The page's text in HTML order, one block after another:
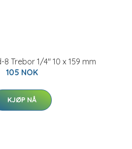
8 Trebor 1/4" 10 x 159 mm
105 NOK
KJØP NÅ